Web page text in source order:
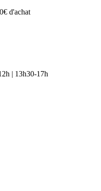
d'achat
| 13h30-17h